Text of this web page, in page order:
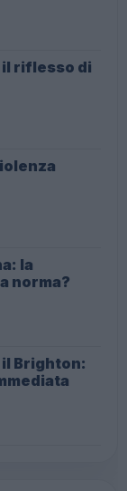
il riflesso di
la
norma?
Brighton: